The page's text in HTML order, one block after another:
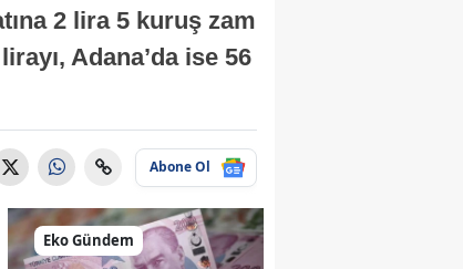
2 lira 5 kuruş zam
Adana’da ise 56
Abone Ol
Eko Gündem